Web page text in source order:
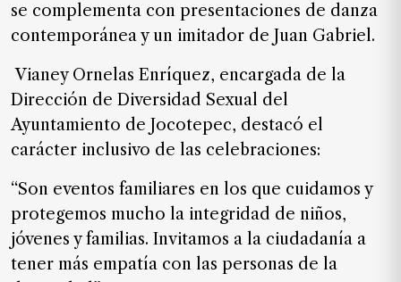
se complementa con presentaciones de danza
contemporánea y un imitador de Juan Gabriel.
Vianey Ornelas Enríquez, encargada de la
Dirección de Diversidad Sexual del
Ayuntamiento de Jocotepec, destacó el
carácter inclusivo de las celebraciones:
“Son eventos familiares en los que cuidamos y
protegemos mucho la integridad de niños,
jóvenes y familias. Invitamos a la ciudadanía a
tener más empatía con las personas de la